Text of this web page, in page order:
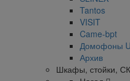
Tantos
VISIT
Came-bpt
Домофоны
Архив
Шкафы, стойки,